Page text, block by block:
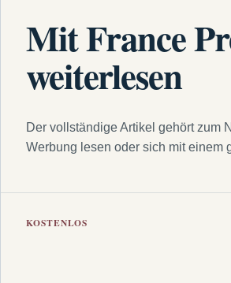
Mit France
weiterlesen
Der vollständige Artikel gehört zum
Werbung lesen oder sich mit einem
KOSTENLOS